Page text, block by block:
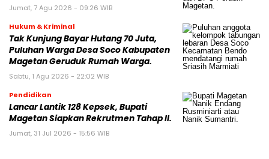
Jumat, 7 Agu 2026 - 09:26 WIB
Hukum & Kriminal
Tak Kunjung Bayar Hutang 70 Juta,
Puluhan Warga Desa Soco Kabupaten
Magetan Geruduk Rumah Warga.
Sabtu, 1 Agu 2026 - 22:02 WIB
Pendidikan
Lancar Lantik 128 Kepsek, Bupati
Magetan Siapkan Rekrutmen Tahap II.
Jumat, 31 Jul 2026 - 15:56 WIB